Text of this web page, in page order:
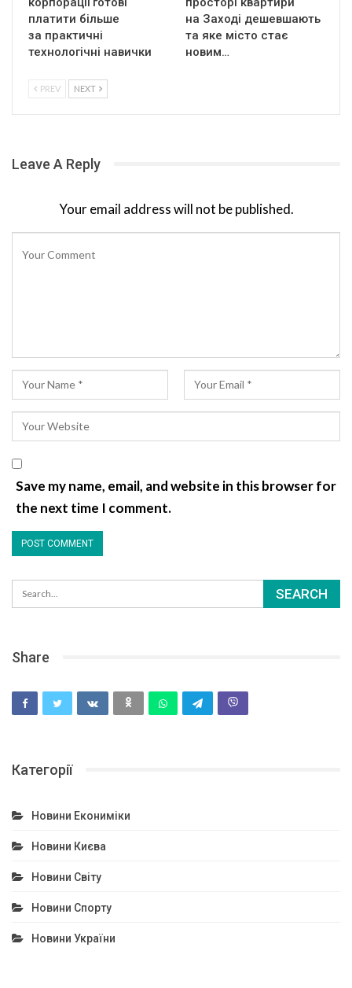
платити більше
за практичні
технологічні навички
на Заході дешевшають
та яке місто стає
новим…
PREV NEXT
Leave A Reply
Your email address will not be published.
Save my name, email, and website in this browser for
the next time I comment.
Share
Категорії
Новини Екониміки
Новини Києва
Новини Світу
Новини Спорту
Новини України